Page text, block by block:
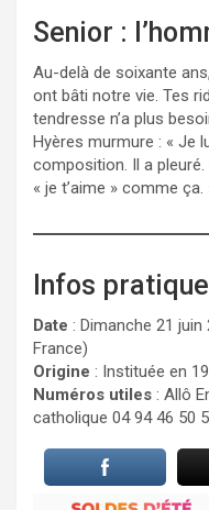
Senior :
Au-delà de soixante
ont bâti notre vie. Tes
tendresse n’a plus
Hyères murmure : « Je
composition. Il a pleuré.
« je t’aime » comme ça.
Infos
Date : Dimanche 21
France)
Origine : Instituée en
Numéros utiles : Allô
catholique 04 94 46 50